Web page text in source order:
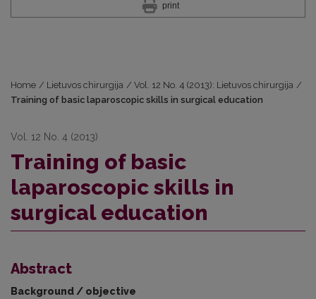
print
Home / Lietuvos chirurgija / Vol. 12 No. 4 (2013): Lietuvos chirurgija /
Training of basic laparoscopic skills in surgical education
Vol. 12 No. 4 (2013)
Training of basic
laparoscopic skills in
surgical education
Abstract
Background / objective